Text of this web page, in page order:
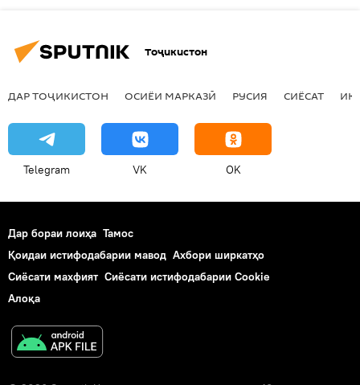
Тоҷикистон
ДАР ТОҶИКИСТОН ОСИЁИ МАРКАЗӢ РУСИЯ СИЁСАТ
Telegram VK OK
Дар бораи лоиҳа Тамос
Қоидаи истифодабарии мавод Ахбори ширкатҳо
Сиёсати махфият Сиёсати истифодабарии Cookie
Алоқа